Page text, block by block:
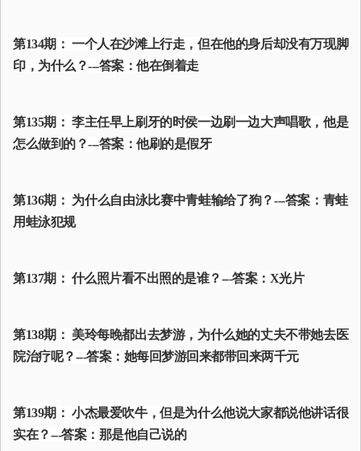
第134期： 一个人在沙滩上行走，但在他的身后却没有万现脚
印，为什么？---答案：他在倒着走
第135期： 李主任早上刷牙的时侯一边刷一边大声唱歌，他是
怎么做到的？---答案：他刷的是假牙
第136期： 为什么自由泳比赛中青蛙输给了狗？---答案：青蛙
用蛙泳犯规
第137期： 什么照片看不出照的是谁？---答案：X光片
第138期： 美玲每晚都出去梦游，为什么她的丈夫不带她去医
院治疗呢？---答案：她每回梦游回来都带回来两千元
第139期： 小杰最爱吹牛，但是为什么他说大家都说他讲话很
实在？---答案：那是他自己说的